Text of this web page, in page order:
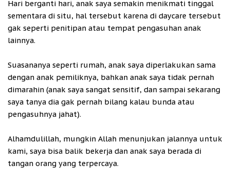
Hari berganti hari, anak saya semakin menikmati tinggal
sementara di situ, hal tersebut karena di daycare tersebut
gak seperti penitipan atau tempat pengasuhan anak
lainnya.
Suasananya seperti rumah, anak saya diperlakukan sama
dengan anak pemiliknya, bahkan anak saya tidak pernah
dimarahin (anak saya sangat sensitif, dan sampai sekarang
saya tanya dia gak pernah bilang kalau bunda atau
pengasuhnya jahat).
Alhamdulillah, mungkin Allah menunjukan jalannya untuk
kami, saya bisa balik bekerja dan anak saya berada di
tangan orang yang terpercaya.